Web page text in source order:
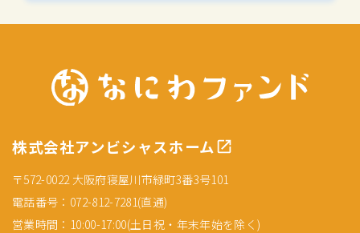
株式会社アンビシャスホーム
〒572-0022 大阪府寝屋川市緑町3番3号101
電話番号：072-812-7281(直通)
営業時間：10:00-17:00(土日祝・年末年始を除く)